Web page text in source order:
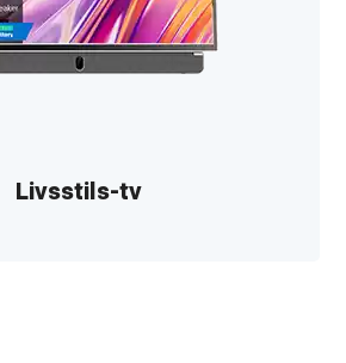
Livsstils-tv